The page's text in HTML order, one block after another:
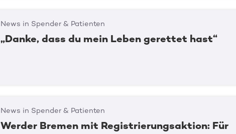
News in Spender & Patienten
„Danke, dass du mein Leben gerettet hast“
News in Spender & Patienten
Werder Bremen mit Registrierungsaktion: Für